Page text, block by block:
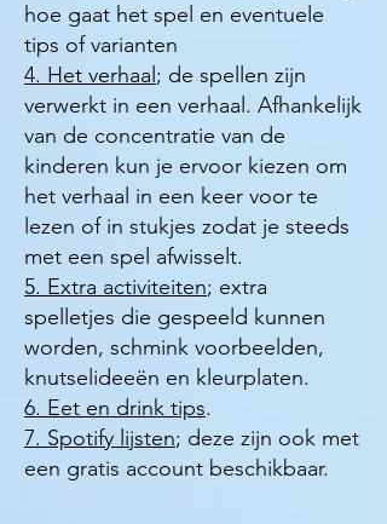
hoe gaat het spel en eventuele
tips of varianten
4. Het verhaal; de spellen zijn
verwerkt in een verhaal. Afhankelijk
van de concentratie van de
kinderen kun je ervoor kiezen om
het verhaal in een keer voor te
lezen of in stukjes zodat je steeds
met een spel afwisselt.
5. Extra activiteiten; extra
spelletjes die gespeeld kunnen
worden, schmink voorbeelden,
knutselideeën en kleurplaten.
6. Eet en drink tips.
7. Spotify lijsten; deze zijn ook met
een gratis account beschikbaar.